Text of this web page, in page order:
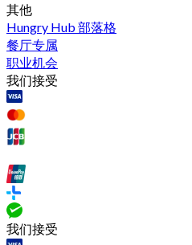
其他
Hungry Hub 部落格
餐厅专属
职业机会
我们接受
我们接受